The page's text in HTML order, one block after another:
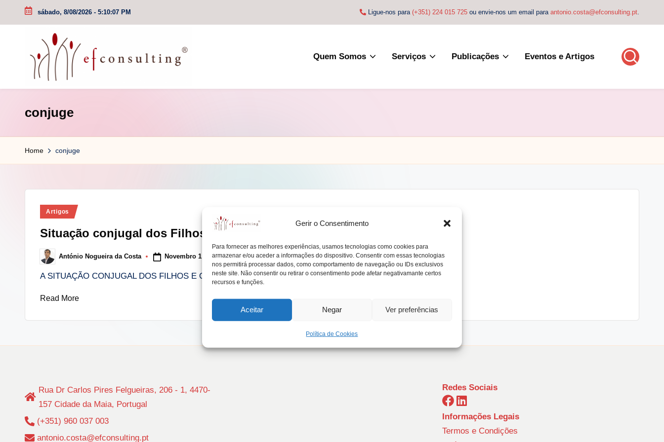
Gerir o Consentimento
Para fornecer as melhores experiências, usamos tecnologias como cookies para
armazenar e/ou aceder a informações do dispositivo. Consentir com essas tecnologias
nos permitirá processar dados, como comportamento de navegação ou IDs exclusivos
neste site. Não consentir ou retirar o consentimento pode afetar negativamante certos
recursos e funções.
Aceitar Negar Ver preferências
Política de Cookies
Skip
sábado, 8/08/2026 - 5:10:07 PM Ligue-nos para (+351) 224 015 725 ou envie-nos um email para antonio.costa@efconsulting.pt.
f
c
o
.
p
Quem Somos Serviços Publicações Eventos e Artigos
conjuge
Home conjuge
Posted
Artigos
Situação conjugal dos Filhos e os riscos do Património da Família
Posted
by
António Nogueira da Costa Novembro 1, 2016
A SITUAÇÃO CONJUGAL DOS FILHOS E OS RISCOS AO PATRIMÔNIO DA FAMÍLIA NA AUSÊNCIA DE…
Read More
Rua Dr Carlos Pires Felgueiras, 206 - 1, 4470-
157 Cidade da Maia, Portugal
(+351) 960 037 003
antonio.costa@efconsulting.pt
Redes Sociais
Informações Legais
Termos e Condições